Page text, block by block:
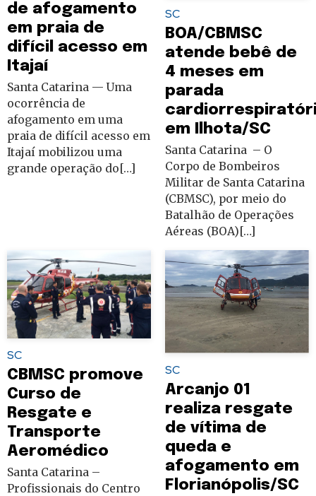
de afogamento
em praia de
difícil acesso em
Itajaí
Santa Catarina — Uma
ocorrência de
afogamento em uma
praia de difícil acesso em
Itajaí mobilizou uma
grande operação do[…]
SC
BOA/CBMSC
atende bebê de
4 meses em
parada
em Ilhota/SC
Santa Catarina – O
Corpo de Bombeiros
Militar de Santa Catarina
(CBMSC), por meio do
Batalhão de Operações
Aéreas (BOA)[…]
SC
CBMSC promove
Curso de
Resgate e
Transporte
Aeromédico
Santa Catarina –
Profissionais do Centro
SC
Arcanjo 01
realiza resgate
de vítima de
queda e
afogamento em
Florianópolis/SC